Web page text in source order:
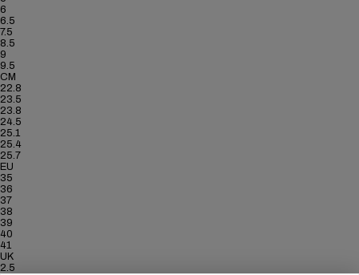
6
6.5
7.5
8.5
9
9.5
CM
22.8
23.5
23.8
24.5
25.1
25.4
25.7
EU
35
36
37
38
39
40
41
UK
2.5